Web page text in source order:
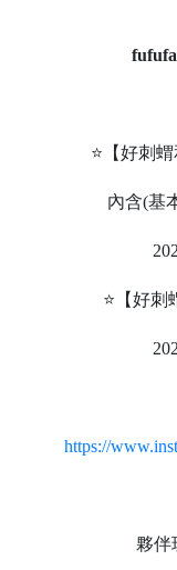
⭐【好刺
內含(基
⭐【好刺
https://
夥伴